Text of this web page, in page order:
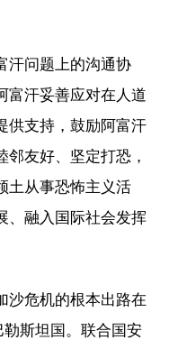
汗问题上的沟通协
富汗妥善应对在人道
供支持，鼓励阿富汗
友好、坚定打恐，
土从事恐怖主义活
、融入国际社会发挥
沙危机的根本出路在
勒斯坦国。联合国安